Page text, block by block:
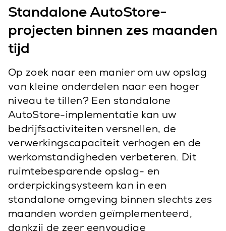
Standalone AutoStore-
projecten binnen zes maanden
tijd
Op zoek naar een manier om uw opslag
van kleine onderdelen naar een hoger
niveau te tillen? Een standalone
AutoStore-implementatie kan uw
bedrijfsactiviteiten versnellen, de
verwerkingscapaciteit verhogen en de
werkomstandigheden verbeteren. Dit
ruimtebesparende opslag- en
orderpickingsysteem kan in een
standalone omgeving binnen slechts zes
maanden worden geïmplementeerd,
dankzij de zeer eenvoudige